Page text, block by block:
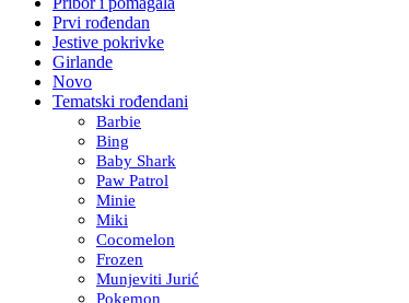
Prvi rođendan
Jestive pokrivke
Girlande
Novo
Tematski rođendani
Barbie
Bing
Baby Shark
Paw Patrol
Minie
Miki
Cocomelon
Frozen
Munjeviti Jurić
Pokemon